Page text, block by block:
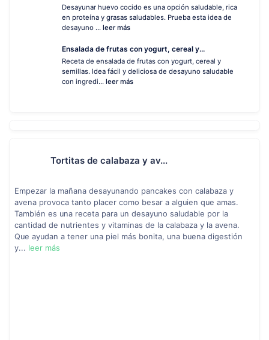
Desayunar huevo cocido es una opción saludable, rica
en proteína y grasas saludables. Prueba esta idea de
desayuno ... leer más
Ensalada de frutas con yogurt, cereal y...
Receta de ensalada de frutas con yogurt, cereal y
semillas. Idea fácil y deliciosa de desayuno saludable
con ingredi... leer más
Tortitas de calabaza y av...
Empezar la mañana desayunando pancakes con calabaza y
avena provoca tanto placer como besar a alguien que amas.
También es una receta para un desayuno saludable por la
cantidad de nutrientes y vitaminas de la calabaza y la avena.
Que ayudan a tener una piel más bonita, una buena digestión
y... leer más